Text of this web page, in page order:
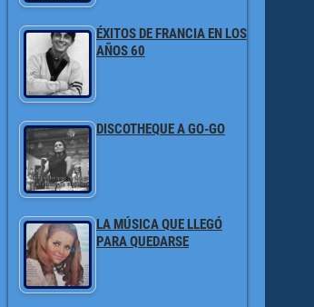
ÉXITOS DE FRANCIA EN LOS
AÑOS 60
DISCOTHEQUE A GO-GO
LA MÚSICA QUE LLEGÓ
PARA QUEDARSE